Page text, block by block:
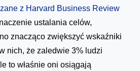
z Harvard Business Review
ustalania celów,
znacząco zwiększyć wskaźniki
nich, że zaledwie 3% ludzi
to właśnie oni osiągają